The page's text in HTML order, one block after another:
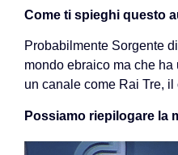
Come ti spieghi questo
Probabilmente Sorgente
mondo ebraico ma che
un canale come Rai Tre,
Possiamo riepilogare la